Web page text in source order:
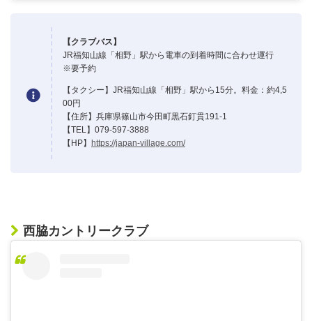
【クラブバス】
JR福知山線「相野」駅から電車の到着時間に合わせ運行
※要予約
【タクシー】JR福知山線「相野」駅から15分。料金：約4,5
00円
【住所】兵庫県篠山市今田町黒石釘貫191-1
【TEL】079-597-3888
【HP】
https://japan-village.com/
西脇カントリークラブ